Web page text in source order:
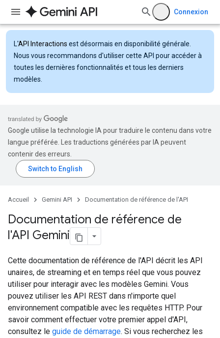
Connexion
L'API Interactions est désormais en disponibilité générale.
Nous vous recommandons d'utiliser cette API pour accéder à
toutes les dernières fonctionnalités et tous les derniers
modèles.
Google utilise la technologie IA pour traduire le contenu dans votre
langue préférée. Les traductions générées par IA peuvent
contenir des erreurs.
Accueil Gemini API Documentation de référence de l'API
Documentation de référence de
l'API Gemini
Cette documentation de référence de l'API décrit les API
unaires, de streaming et en temps réel que vous pouvez
utiliser pour interagir avec les modèles Gemini. Vous
pouvez utiliser les API REST dans n'importe quel
environnement compatible avec les requêtes HTTP. Pour
savoir comment effectuer votre premier appel d'API,
consultez le guide de démarrage. Si vous recherchez les